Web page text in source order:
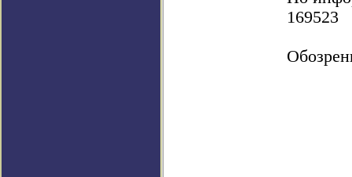
169523